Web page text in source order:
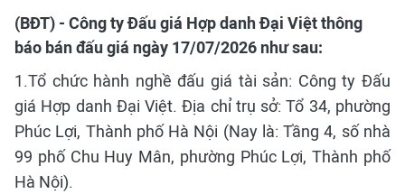
(BĐT) - Công ty Đấu giá Hợp danh Đại Việt thông
báo bán đấu giá ngày 17/07/2026 như sau:
1.Tổ chức hành nghề đấu giá tài sản: Công ty Đấu
giá Hợp danh Đại Việt. Địa chỉ trụ sở: Tổ 34, phường
Phúc Lợi, Thành phố Hà Nội (Nay là: Tầng 4, số nhà
99 phố Chu Huy Mân, phường Phúc Lợi, Thành phố
Hà Nội).